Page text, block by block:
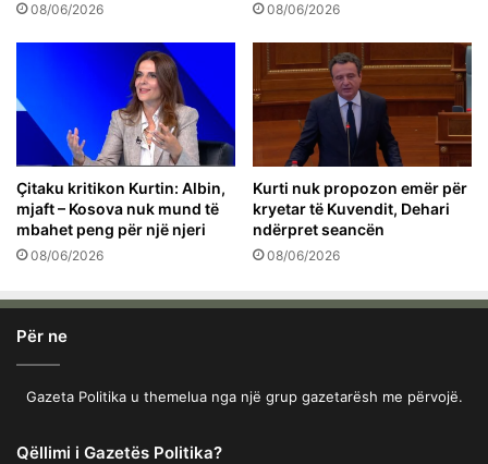
08/06/2026 08/06/2026
Çitaku kritikon Kurtin: Albin,
mjaft – Kosova nuk mund të
mbahet peng për një njeri
08/06/2026
Kurti nuk propozon emër për
kryetar të Kuvendit, Dehari
ndërpret seancën
08/06/2026
Për ne
Gazeta Politika u themelua nga një grup gazetarësh me përvojë.
Qëllimi i Gazetës Politika?